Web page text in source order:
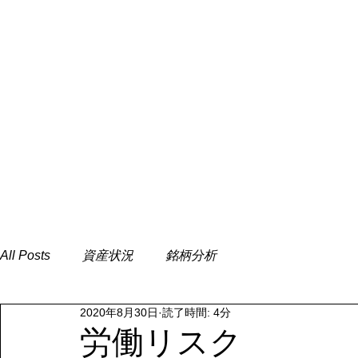
All Posts 資産状況 銘柄分析
労働リスク
2020年8月30日 読了時間: 4分